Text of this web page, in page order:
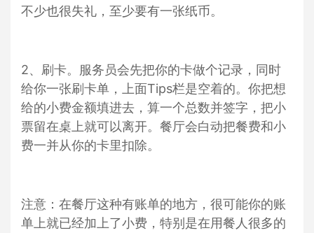
不少也很失礼，至少要有一张纸币。
2、刷卡。服务员会先把你的卡做个记录，同时
给你一张刷卡单，上面Tips栏是空着的。你把想
给的小费金额填进去，算一个总数并签字，把小
票留在桌上就可以离开。餐厅会白动把餐费和小
费一并从你的卡里扣除。
注意：在餐厅这种有账单的地方，很可能你的账
单上就已经加上了小费，特别是在用餐人很多的